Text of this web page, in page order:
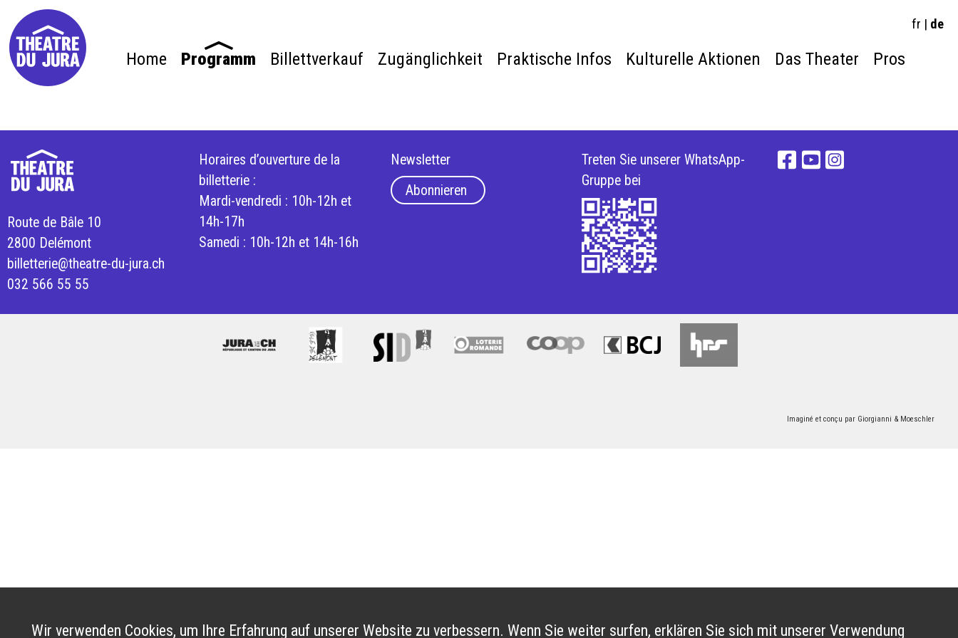
fr | de
Home Programm Billettverkauf Zugänglichkeit Praktische Infos Kulturelle Aktionen Das Theater Pros
Route de Bâle 10
2800 Delémont
billetterie@theatre-du-jura.ch
032 566 55 55
Horaires d’ouverture de la
billetterie :
Mardi-vendredi : 10h-12h et
14h-17h
Samedi : 10h-12h et 14h-16h
Newsletter
Abonnieren
Treten Sie unserer WhatsApp-
Gruppe bei
Imaginé et conçu par Giorgianni & Moeschler
Wir verwenden Cookies, um Ihre Erfahrung auf unserer Website zu verbessern. Wenn Sie weiter surfen, erklären Sie sich mit unserer Verwendung